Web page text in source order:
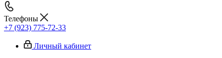
Телефоны
+7 (923) 775-72-33
Личный кабинет